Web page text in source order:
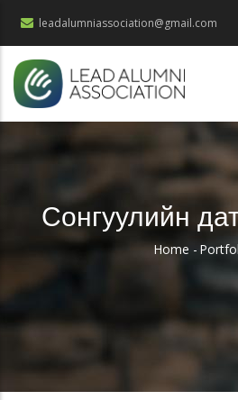
main
content
leadalumniassociation@gmail.com
Сонгуулийн
Home -